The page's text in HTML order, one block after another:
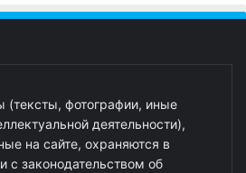
(тексты, фотографии, иные
деятельности),
на сайте, охраняются в
с законодательством об